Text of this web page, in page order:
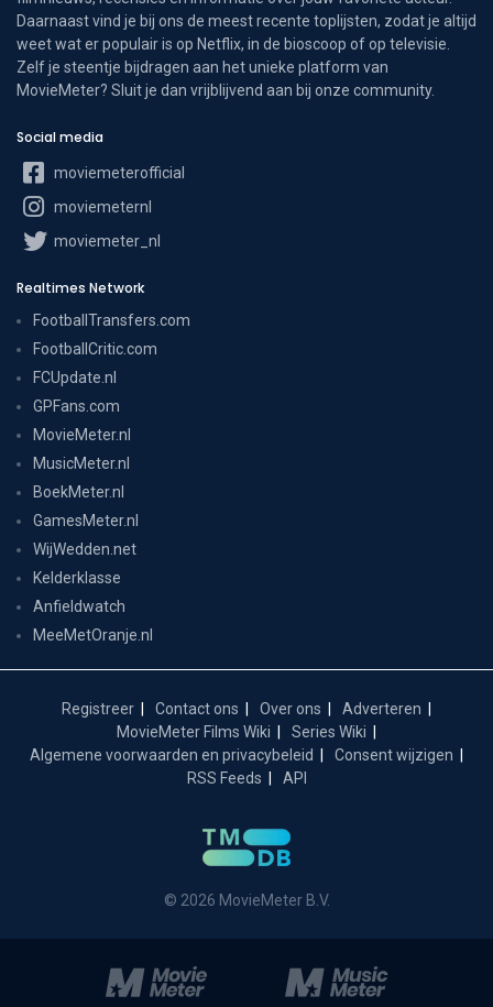
Daarnaast vind je bij ons de meest recente toplijsten, zodat je altijd
weet wat er populair is op Netflix, in de bioscoop of op televisie.
Zelf je steentje bijdragen aan het unieke platform van
MovieMeter? Sluit je dan vrijblijvend aan bij onze community.
Social media
moviemeterofficial
moviemeternl
moviemeter_nl
Realtimes Network
FootballTransfers.com
FootballCritic.com
FCUpdate.nl
GPFans.com
MovieMeter.nl
MusicMeter.nl
BoekMeter.nl
GamesMeter.nl
WijWedden.net
Kelderklasse
Anfieldwatch
MeeMetOranje.nl
Registreer Contact ons Over ons
Adverteren
MovieMeter Films Wiki
Series Wiki
Algemene voorwaarden en privacybeleid
Consent wijzigen
RSS Feeds
API
© 2026 MovieMeter B.V.